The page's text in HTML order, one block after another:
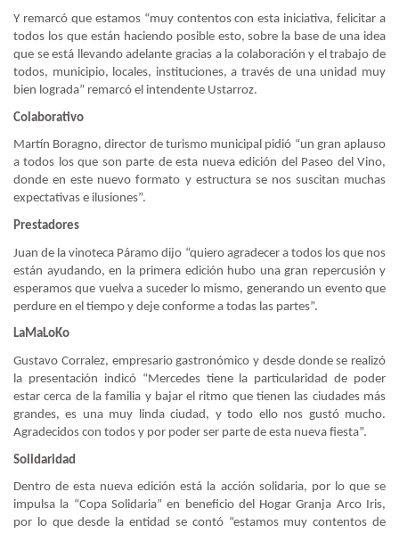
Y remarcó que estamos “muy contentos con esta iniciativa, felicitar a
todos los que están haciendo posible esto, sobre la base de una idea
que se está llevando adelante gracias a la colaboración y el trabajo de
todos, municipio, locales, instituciones, a través de una unidad muy
bien lograda” remarcó el intendente Ustarroz.
Colaborativo
Martín Boragno, director de turismo municipal pidió “un gran aplauso
a todos los que son parte de esta nueva edición del Paseo del Vino,
donde en este nuevo formato y estructura se nos suscitan muchas
expectativas e ilusiones”.
Prestadores
Juan de la vinoteca Páramo dijo “quiero agradecer a todos los que nos
están ayudando, en la primera edición hubo una gran repercusión y
esperamos que vuelva a suceder lo mismo, generando un evento que
perdure en el tiempo y deje conforme a todas las partes”.
LaMaLoKo
Gustavo Corralez, empresario gastronómico y desde donde se realizó
la presentación indicó “Mercedes tiene la particularidad de poder
estar cerca de la familia y bajar el ritmo que tienen las ciudades más
grandes, es una muy linda ciudad, y todo ello nos gustó mucho.
Agradecidos con todos y por poder ser parte de esta nueva fiesta”.
Solidaridad
Dentro de esta nueva edición está la acción solidaria, por lo que se
impulsa la “Copa Solidaria” en beneficio del Hogar Granja Arco Iris,
por lo que desde la entidad se contó “estamos muy contentos de